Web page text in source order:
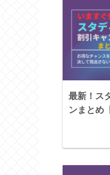
最新！ス
ンまとめ